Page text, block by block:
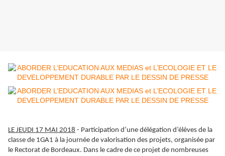
LE JEUDI 17 MAI 2018 - Participation d’une délégation d’élèves de la
classe de 1GA1 à la journée de valorisation des projets, organisée par
le Rectorat de Bordeaux. Dans le cadre de ce projet de nombreuses